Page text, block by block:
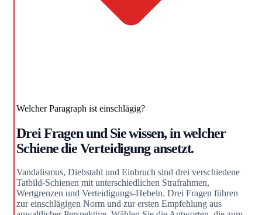
Welcher Paragraph ist einschlägig?
Drei Fragen und Sie wissen, in welcher
Schiene die Verteidigung ansetzt.
Vandalismus, Diebstahl und Einbruch sind drei verschiedene
Tatbild-Schienen mit unterschiedlichen Strafrahmen,
Wertgrenzen und Verteidigungs-Hebeln. Drei Fragen führen
zur einschlägigen Norm und zur ersten Empfehlung aus